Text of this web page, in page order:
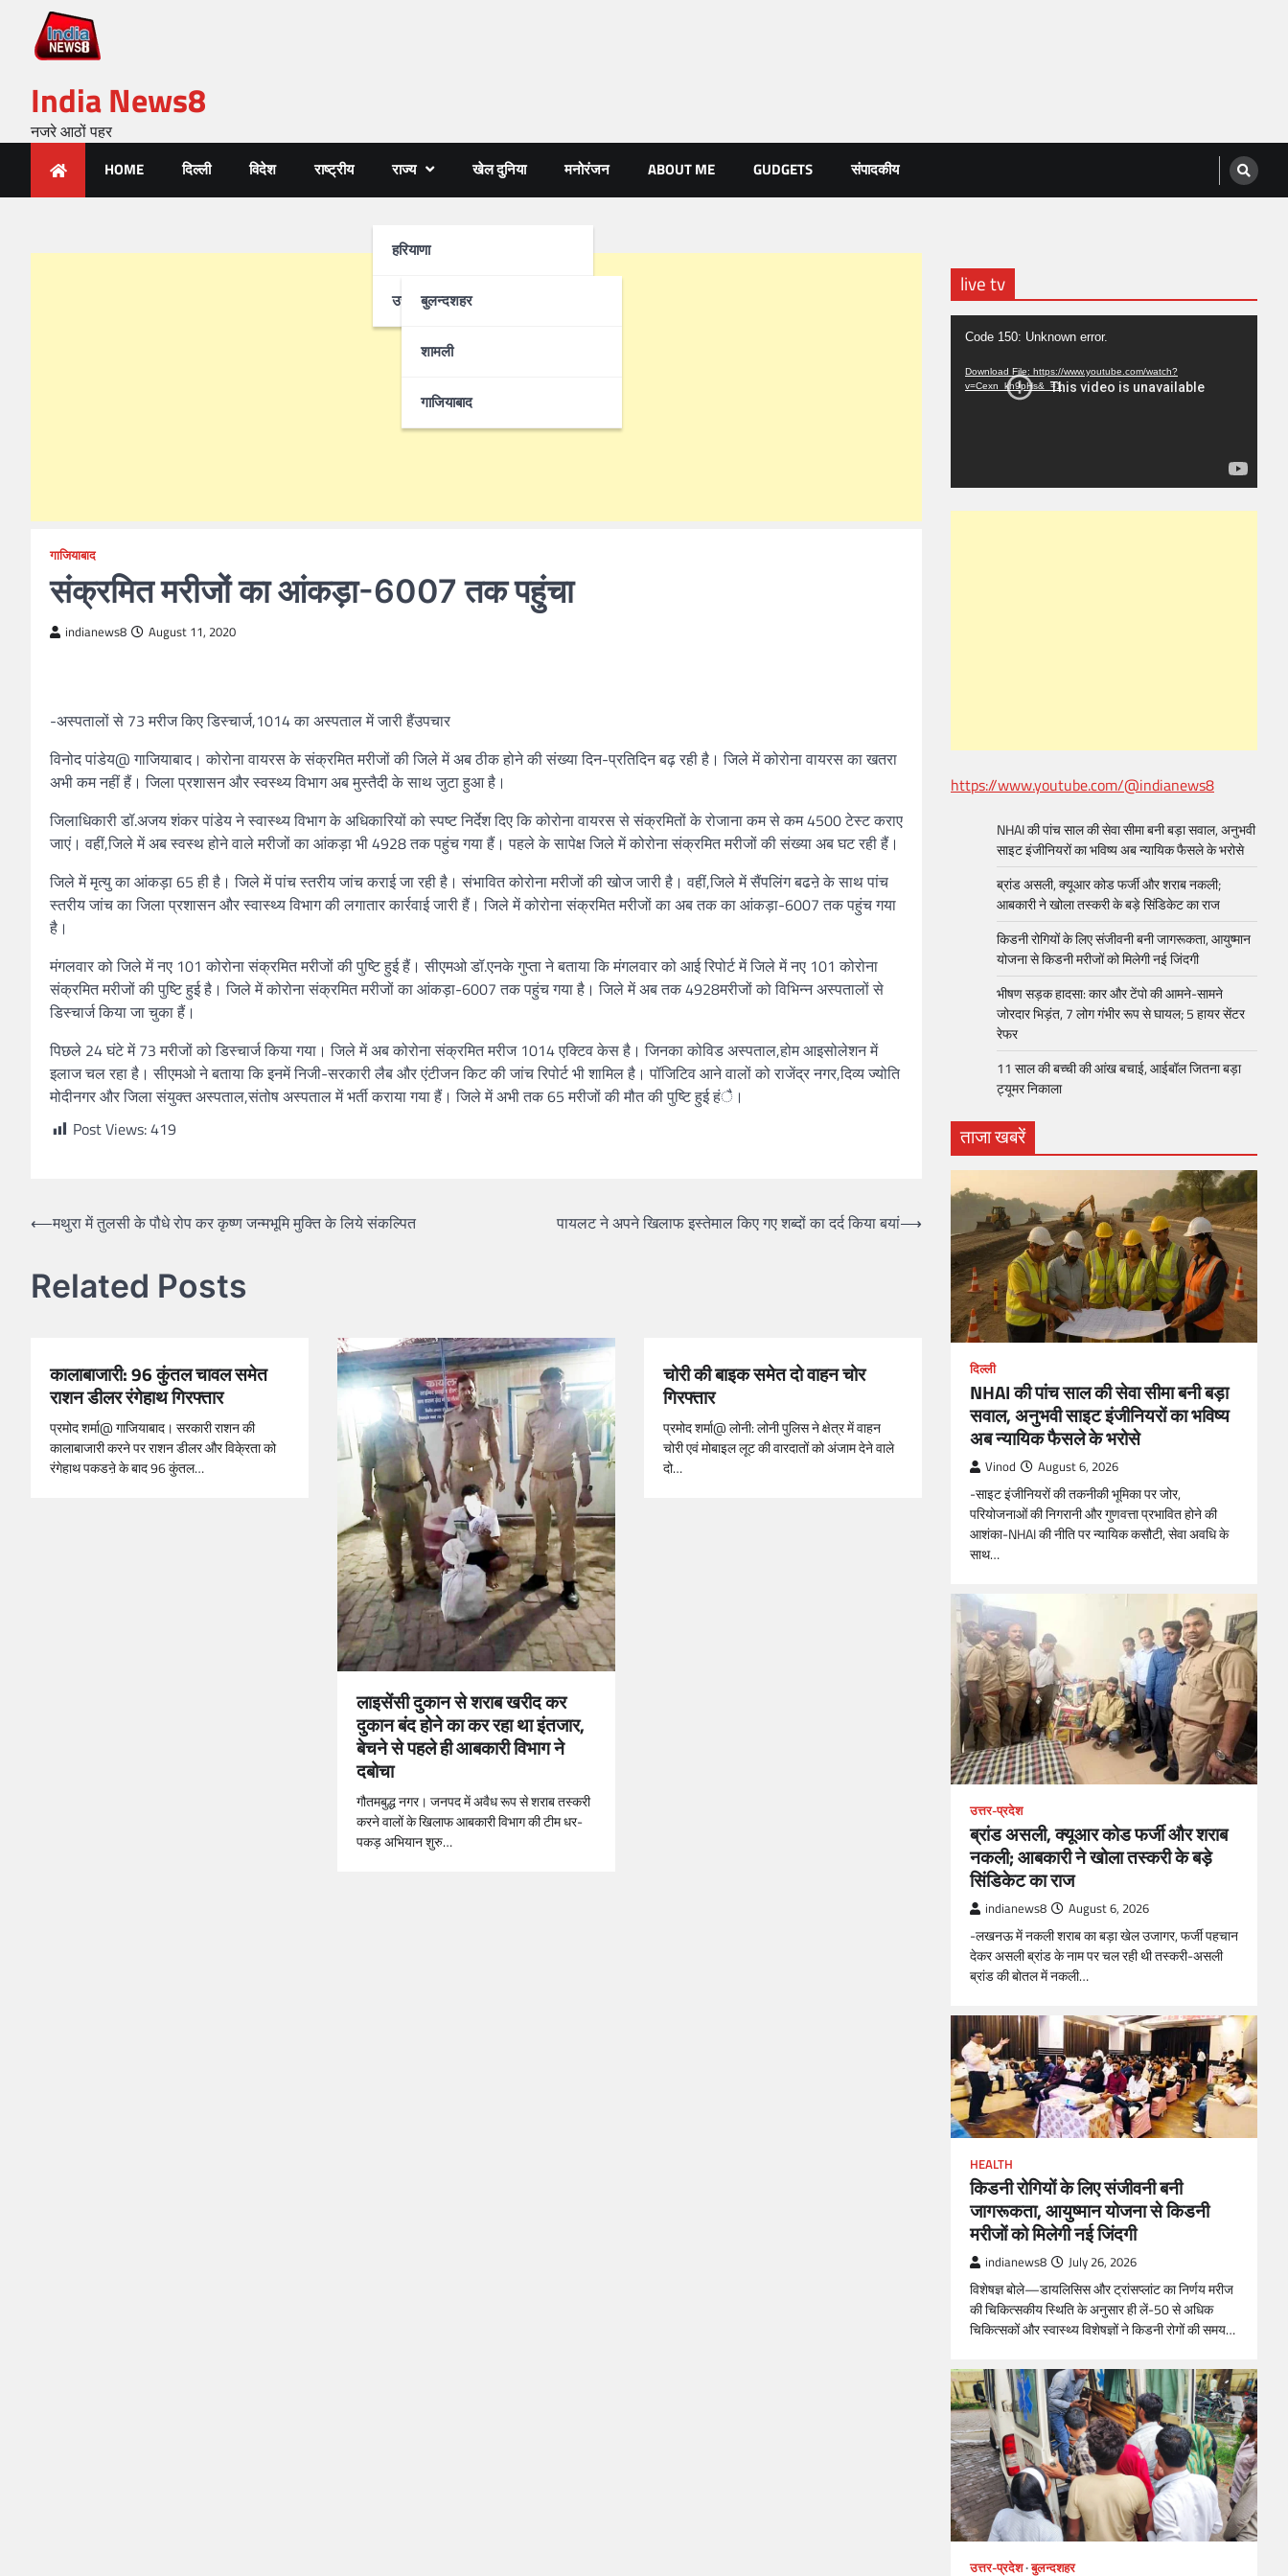
India News8
नजरे आठों पहर
HOME दिल्ली विदेश राष्ट्रीय राज्य
हरियाणा
उत्तर-प्रदेश
बुलन्दशहर
शामली
गाजियाबाद
खेल दुनिया मनोरंजन ABOUT ME GUDGETS संपादकीय
गाजियाबाद
संक्रमित मरीजों का आंकड़ा-6007 तक पहुंचा
indianews8 August 11, 2020
-अस्पतालों से 73 मरीज किए डिस्चार्ज,1014 का अस्पताल में जारी हैंउपचार
विनोद पांडेय@ गाजियाबाद। कोरोना वायरस के संक्रमित मरीजों की जिले में अब ठीक होने की संख्या दिन-प्रतिदिन बढ़ रही है। जिले में कोरोना वायरस का खतरा
अभी कम नहीं हैं। जिला प्रशासन और स्वस्थ्य विभाग अब मुस्तैदी के साथ जुटा हुआ है।
जिलाधिकारी डॉ.अजय शंकर पांडेय ने स्वास्थ्य विभाग के अधिकारियों को स्पष्ट निर्देश दिए कि कोरोना वायरस से संक्रमितों के रोजाना कम से कम 4500 टेस्ट कराए
जाएं। वहीं,जिले में अब स्वस्थ होने वाले मरीजों का आंकड़ा भी 4928 तक पहुंच गया हैं। पहले के सापेक्ष जिले में कोरोना संक्रमित मरीजों की संख्या अब घट रही हैं।
जिले में मृत्यु का आंकड़ा 65 ही है। जिले में पांच स्तरीय जांच कराई जा रही है। संभावित कोरोना मरीजों की खोज जारी है। वहीं,जिले में सैंपलिंग बढऩे के साथ पांच
स्तरीय जांच का जिला प्रशासन और स्वास्थ्य विभाग की लगातार कार्रवाई जारी हैं। जिले में कोरोना संक्रमित मरीजों का अब तक का आंकड़ा-6007 तक पहुंच गया
है।
मंगलवार को जिले में नए 101 कोरोना संक्रमित मरीजों की पुष्टि हुई हैं। सीएमओ डॉ.एनके गुप्ता ने बताया कि मंगलवार को आई रिपोर्ट में जिले में नए 101 कोरोना
संक्रमित मरीजों की पुष्टि हुई है। जिले में कोरोना संक्रमित मरीजों का आंकड़ा-6007 तक पहुंच गया है। जिले में अब तक 4928मरीजों को विभिन्न अस्पतालों से
डिस्चार्ज किया जा चुका हैं।
पिछले 24 घंटे में 73 मरीजों को डिस्चार्ज किया गया। जिले में अब कोरोना संक्रमित मरीज 1014 एक्टिव केस है। जिनका कोविड अस्पताल,होम आइसोलेशन में
इलाज चल रहा है। सीएमओ ने बताया कि इनमें निजी-सरकारी लैब और एंटीजन किट की जांच रिपोर्ट भी शामिल है। पॉजिटिव आने वालों को राजेंद्र नगर,दिव्य ज्योति
मोदीनगर और जिला संयुक्त अस्पताल,संतोष अस्पताल में भर्ती कराया गया हैं। जिले में अभी तक 65 मरीजों की मौत की पुष्टि हुई हंै।
Post Views:419
⟵मथुरा में तुलसी के पौधे रोप कर कृष्ण जन्मभूमि मुक्ति के लिये संकल्पित पायलट ने अपने खिलाफ इस्तेमाल किए गए शब्दों का दर्द किया बयां⟶
Related Posts
कालाबाजारी: 96 कुंतल चावल समेत
राशन डीलर रंगेहाथ गिरफ्तार
प्रमोद शर्मा@ गाजियाबाद। सरकारी राशन की
कालाबाजारी करने पर राशन डीलर और विके्रता को
रंगेहाथ पकडऩे के बाद 96 कुंतल…
लाइसेंसी दुकान से शराब खरीद कर
दुकान बंद होने का कर रहा था इंतजार,
बेचने से पहले ही आबकारी विभाग ने
दबोचा
गौतमबुद्ध नगर। जनपद में अवैध रूप से शराब तस्करी
करने वालों के खिलाफ आबकारी विभाग की टीम धर-
पकड़ अभियान शुरु…
चोरी की बाइक समेत दो वाहन चोर
गिरफ्तार
प्रमोद शर्मा@ लोनी: लोनी पुलिस ने क्षेत्र में वाहन
चोरी एवं मोबाइल लूट की वारदातों को अंजाम देने वाले
दो…
live tv
Video
Player
Code 150: Unknown error.
Download File: https://www.youtube.com/watch?
v=Cexn_kh9pHs&_=1
https://www.youtube.com/@indianews8
NHAI की पांच साल की सेवा सीमा बनी बड़ा सवाल, अनुभवी
साइट इंजीनियरों का भविष्य अब न्यायिक फैसले के भरोसे
ब्रांड असली, क्यूआर कोड फर्जी और शराब नकली;
आबकारी ने खोला तस्करी के बड़े सिंडिकेट का राज
किडनी रोगियों के लिए संजीवनी बनी जागरूकता, आयुष्मान
योजना से किडनी मरीजों को मिलेगी नई जिंदगी
भीषण सड़क हादसा: कार और टेंपो की आमने-सामने
जोरदार भिड़ंत, 7 लोग गंभीर रूप से घायल; 5 हायर सेंटर
रेफर​
11 साल की बच्ची की आंख बचाई, आईबॉल जितना बड़ा
ट्यूमर निकाला
ताजा खबरें
दिल्ली
NHAI की पांच साल की सेवा सीमा बनी बड़ा
सवाल, अनुभवी साइट इंजीनियरों का भविष्य
अब न्यायिक फैसले के भरोसे
Vinod August 6, 2026
-साइट इंजीनियरों की तकनीकी भूमिका पर जोर,
परियोजनाओं की निगरानी और गुणवत्ता प्रभावित होने की
आशंका-NHAI की नीति पर न्यायिक कसौटी, सेवा अवधि के
साथ…
उत्तर-प्रदेश
ब्रांड असली, क्यूआर कोड फर्जी और शराब
नकली; आबकारी ने खोला तस्करी के बड़े
सिंडिकेट का राज
indianews8 August 6, 2026
-लखनऊ में नकली शराब का बड़ा खेल उजागर, फर्जी पहचान
देकर असली ब्रांड के नाम पर चल रही थी तस्करी-असली
ब्रांड की बोतल में नकली…
HEALTH
किडनी रोगियों के लिए संजीवनी बनी
जागरूकता, आयुष्मान योजना से किडनी
मरीजों को मिलेगी नई जिंदगी
indianews8 July 26, 2026
विशेषज्ञ बोले—डायलिसिस और ट्रांसप्लांट का निर्णय मरीज
की चिकित्सकीय स्थिति के अनुसार ही लें-50 से अधिक
चिकित्सकों और स्वास्थ्य विशेषज्ञों ने किडनी रोगों की समय…
उत्तर-प्रदेश बुलन्दशहर